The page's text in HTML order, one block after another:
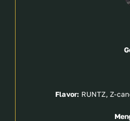
Flavor: RUNTZ, Z-